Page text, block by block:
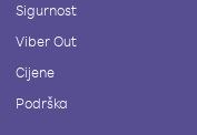
Sigurnost
Viber Out
Cijene
Podrška